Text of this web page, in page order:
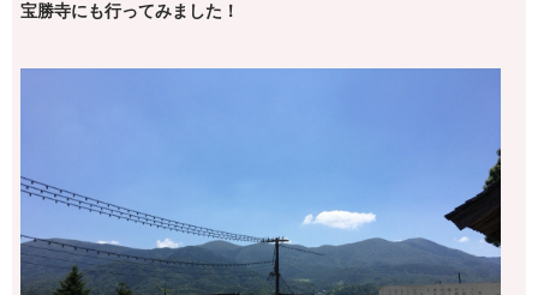
宝勝寺にも行ってみました！